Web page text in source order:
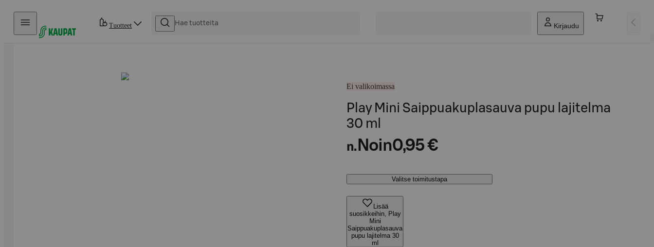
Hyppää sisältöön
Tuotteet Kirjaudu
Ei valikoimassa
Play Mini Saippuakuplasauva pupu lajitelma
30 ml
n. Noin0,95 €
Valitse toimitustapa
Lisää
suosikkeihin, Play
Mini
Saippuakuplasauva
pupu lajitelma 30
ml